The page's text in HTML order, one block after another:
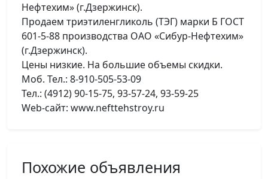
Нефтехим» (г.Дзержинск).
Продаем триэтиленгликоль (ТЭГ) марки Б ГОСТ
601-5-88 производства ОАО «Сибур-Нефтехим»
(г.Дзержинск).
Цены низкие. На большие объемы скидки.
Моб. Тел.: 8-910-505-53-09
Тел.: (4912) 90-15-75, 93-57-24, 93-59-25
Web-сайт: www.nefttehstroy.ru
Похожие объявления